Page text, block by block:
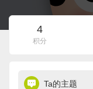
4
积分
Ta的主题